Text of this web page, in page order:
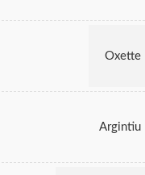
Oxette
Argintiu